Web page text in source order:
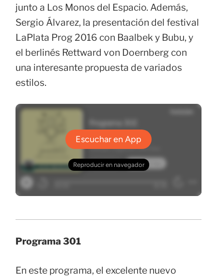
junto a Los Monos del Espacio. Además,
Sergio Álvarez, la presentación del festival
LaPlata Prog 2016 con Baalbek y Bubu, y
el berlinés Rettward von Doernberg con
una interesante propuesta de variados
estilos.
Programa 301
En este programa, el excelente nuevo